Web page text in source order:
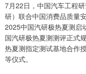
7月22日，中国汽车工程
研）联合中国消费品质量
2025中国汽研极热夏测启
国汽研极热夏测测评正式
热夏测指定测试基地合作
等仪式。